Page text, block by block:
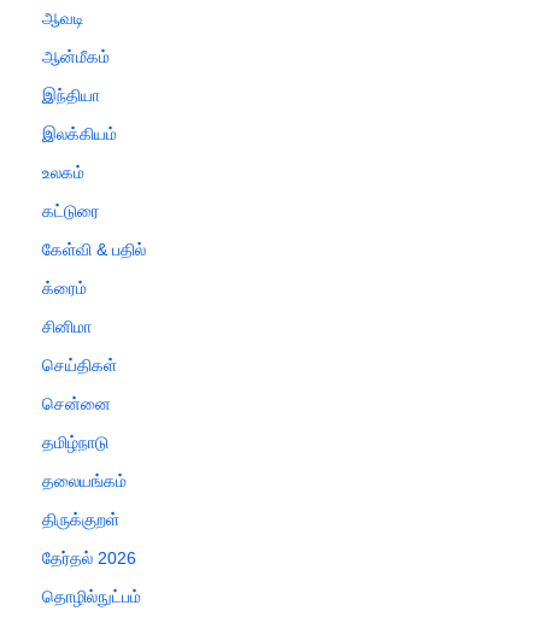
ஆவடி
ஆன்மீகம்
இந்தியா
இலக்கியம்
உலகம்
கட்டுரை
கேள்வி & பதில்
க்ரைம்
சினிமா
செய்திகள்
சென்னை
தமிழ்நாடு
தலையங்கம்
திருக்குறள்
தேர்தல் 2026
தொழில்நுட்பம்